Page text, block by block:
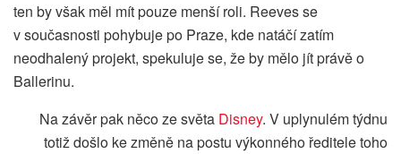
ten by však měl mít pouze menší roli. Reeves se
v současnosti pohybuje po Praze, kde natáčí zatím
neodhalený projekt, spekuluje se, že by mělo jít právě o
Ballerinu.
Na závěr pak něco ze světa Disney. V uplynulém týdnu
totiž došlo ke změně na postu výkonného ředitele toho